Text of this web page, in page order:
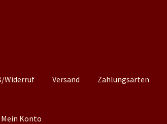
Widerruf Versand Zahlungsarten
Mein Konto